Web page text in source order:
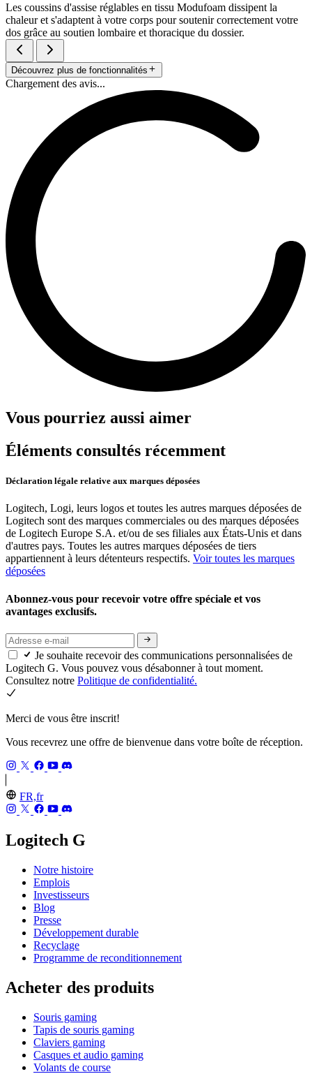
Les coussins d'assise réglables en tissu Modufoam dissipent la
chaleur et s'adaptent à votre corps pour soutenir correctement votre
dos grâce au soutien lombaire et thoracique du dossier.
Découvrez plus de fonctionnalités
Chargement des avis...
Vous pourriez aussi aimer
Éléments consultés récemment
Déclaration légale relative aux marques déposées
Logitech, Logi, leurs logos et toutes les autres marques déposées de
Logitech sont des marques commerciales ou des marques déposées
de Logitech Europe S.A. et/ou de ses filiales aux États-Unis et dans
d'autres pays. Toutes les autres marques déposées de tiers
appartiennent à leurs détenteurs respectifs. Voir toutes les marques
déposées
Abonnez-vous pour recevoir votre offre spéciale et vos
avantages exclusifs.
Je souhaite recevoir des communications personnalisées de
Logitech G. Vous pouvez vous désabonner à tout moment.
Consultez notre Politique de confidentialité.
Merci de vous être inscrit!
Vous recevrez une offre de bienvenue dans votre boîte de réception.
FR,fr
Logitech G
Notre histoire
Emplois
Investisseurs
Blog
Presse
Développement durable
Recyclage
Programme de reconditionnement
Acheter des produits
Souris gaming
Tapis de souris gaming
Claviers gaming
Casques et audio gaming
Volants de course